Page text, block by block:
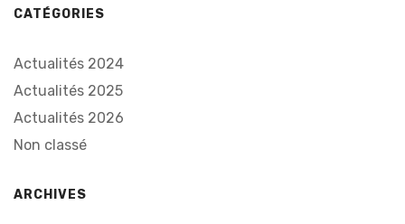
CATÉGORIES
Actualités 2024
Actualités 2025
Actualités 2026
Non classé
ARCHIVES